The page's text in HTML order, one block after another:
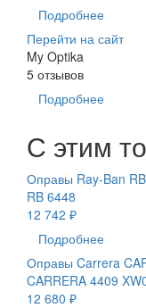
Подробнее
Перейти на сайт
My Optika
5 отзывов
Подробнее
С этим
Оправы Ray-Ban
RB 6448
12 742 ₽
Подробнее
Оправы Carrera
CARRERA 4409
12 680 ₽